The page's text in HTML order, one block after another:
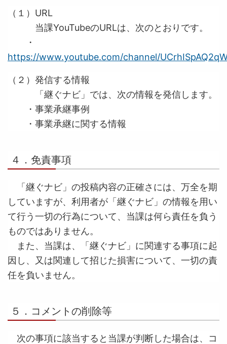
（１）URL
当課YouTubeのURLは、次のとおりです。
・
https://www.youtube.com/channel/
（２）発信する情報
「継ぐナビ」では、次の情報を発信します。
・事業承継事例
・事業承継に関する情報
４．免責事項
「継ぐナビ」の投稿内容の正確さには、万全を期
していますが、利用者が「継ぐナビ」の情報を用い
て行う一切の行為について、当課は何ら責任を負う
ものではありません。
また、当課は、「継ぐナビ」に関連する事項に起
因し、又は関連して招じた損害について、一切の責
任を負いません。
５．コメントの削除等
次の事項に該当すると当課が判断した場合は、コ